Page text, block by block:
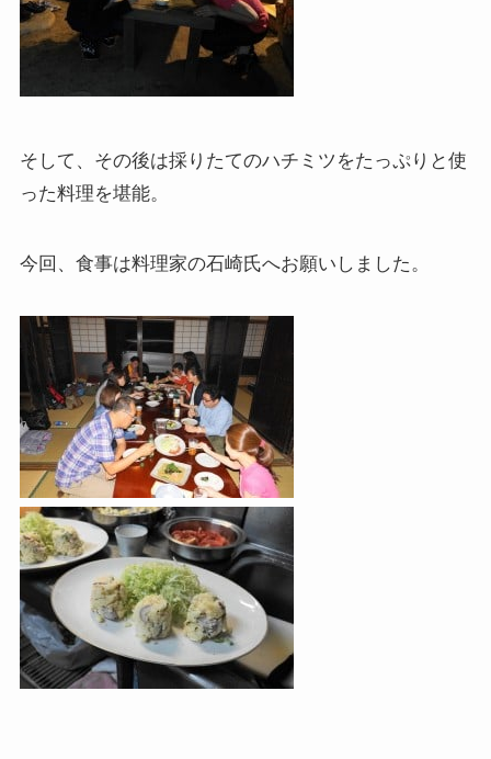
そして、その後は採りたてのハチミツをたっぷりと使
った料理を堪能。
今回、食事は料理家の石崎氏へお願いしました。